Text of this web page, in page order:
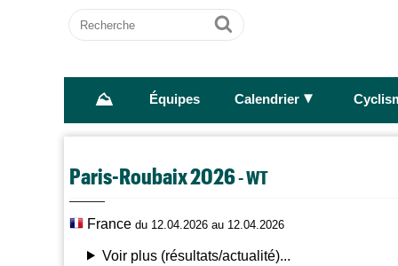
Recherche
Ok
⛰ Équipes Calendrier ►
Paris-Roubaix 2026- WT
France du 12.04.2026 au 12.04.2026
Voir plus (résultats/actualité)...